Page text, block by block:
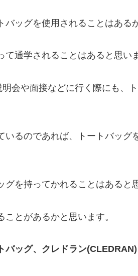
ッグを使用されることはある
通学されることはあると思い
会や面接などに行く際にも、
るのであれば、トートバッグ
を持ってかれることはあると
とがあるかと思います。
バッグ、クレドラン